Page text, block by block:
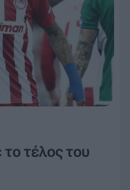
τέλος του